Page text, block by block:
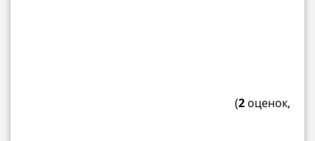
(2 оценок,